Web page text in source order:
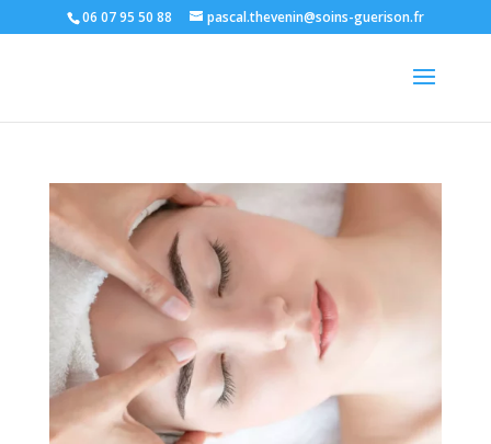
06 07 95 50 88 pascal.thevenin@soins-guerison.fr